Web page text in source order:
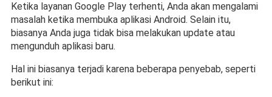
Ketika layanan Google Play terhenti, Anda akan mengalami
masalah ketika membuka aplikasi Android. Selain itu,
biasanya Anda juga tidak bisa melakukan update atau
mengunduh aplikasi baru.
Hal ini biasanya terjadi karena beberapa penyebab, seperti
berikut ini: